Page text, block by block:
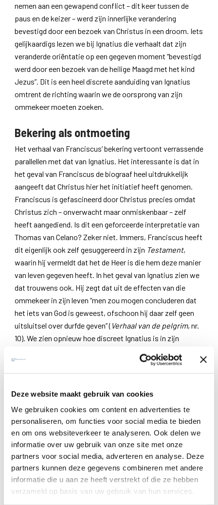
Deze website maakt gebruik van cookies
We gebruiken cookies om content en advertenties te
personaliseren, om functies voor social media te bieden
en om ons websiteverkeer te analyseren. Ook delen we
informatie over uw gebruik van onze site met onze
partners voor social media, adverteren en analyse. Deze
partners kunnen deze gegevens combineren met andere
informatie die u aan ze heeft verstrekt of die ze hebben
verzameld op basis van uw gebruik van hun services.
nemen aan een gewapend conflict – dit keer tussen de
paus en de keizer – werd zijn innerlijke verandering
bevestigd door een bezoek van Christus in een droom. Iets
gelijkaardigs lezen we bij Ignatius die verhaalt dat zijn
veranderde oriëntatie op een gegeven moment “bevestigd
werd door een bezoek van de heilige Maagd met het kind
Jezus”. Dit is een heel discrete aanduiding van Ignatius
omtrent de richting waarin we de oorsprong van zijn
ommekeer moeten zoeken.
Bekering als ontmoeting
Het verhaal van Franciscus’ bekering vertoont verrassende
parallellen met dat van Ignatius. Het interessante is dat in
het geval van Franciscus de biograaf heel uitdrukkelijk
aangeeft dat Christus hier het initiatief heeft genomen.
Franciscus is gefascineerd door Christus precies omdat
Christus zich – onverwacht maar onmiskenbaar – zelf
heeft aangediend. Is dit een geforceerde interpretatie van
Thomas van Celano? Zeker niet. Immers, Franciscus heeft
dit eigenlijk ook zelf gesuggereerd in zijn Testament,
waarin hij vermeldt dat het de Heer is die hem deze manier
van leven gegeven heeft. In het geval van Ignatius zien we
dat trouwens ook. Hij zegt dat uit de effecten van die
ommekeer in zijn leven “men zou mogen concluderen dat
het iets van God is geweest, ofschoon hij daar zelf geen
uitsluitsel over durfde geven” ( Verhaal van de pelgrim, nr.
10). We zien opnieuw hoe discreet Ignatius is in zijn
wat aarzelender dan de dertiende-eeuwse Franciscus,
maar ze zijn het erover eens dat de ommekeer een
impact gehad heeft op het persoonlijk leven van allebei.
Franciscus en Ignatius zijn beiden totaal gefascineerd
gebleven door Jezus Christus, tot op het einde van hun
daartoe gekomen; het
initiatief kwam van de Ander.
Een ideologisch verschil in interpretatie
Het lijkt mij dat deze interpretatie – welke de bronnen ons